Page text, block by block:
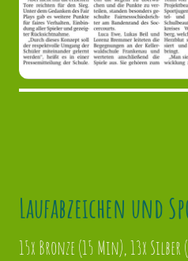
Laufabzeichen und
15x Bronze (15 Min), 13x